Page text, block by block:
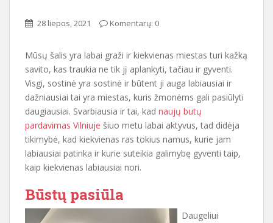
28 liepos, 2021 Komentarų: 0
Mūsų šalis yra labai graži ir kiekvienas miestas turi kažką
savito, kas traukia ne tik jį aplankyti, tačiau ir gyventi.
Visgi, sostinė yra sostinė ir būtent ji auga labiausiai ir
dažniausiai tai yra miestas, kuris žmonėms gali pasiūlyti
daugiausiai. Svarbiausia ir tai, kad naujų butų
pardavimas Vilniuje šiuo metu labai aktyvus, tad didėja
tikimybė, kad kiekvienas ras tokius namus, kurie jam
labiausiai patinka ir kurie suteikia galimybę gyventi taip,
kaip kiekvienas labiausiai nori.
Būstų pasiūla
Daugeliui